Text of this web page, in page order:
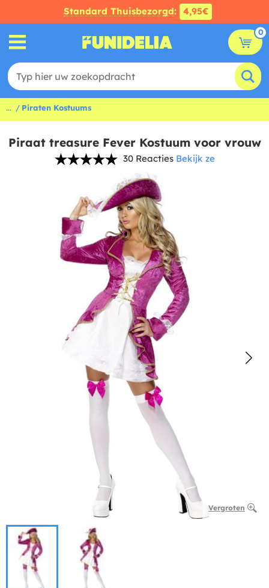
Standard Thuisbezorgd: 4,95€
0
... Piraten Kostuums
Piraat treasure Fever Kostuum voor vrouw
30 Reacties Bekijk ze
Vergroten